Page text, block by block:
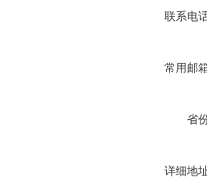
联系电
常用邮
省
详细地